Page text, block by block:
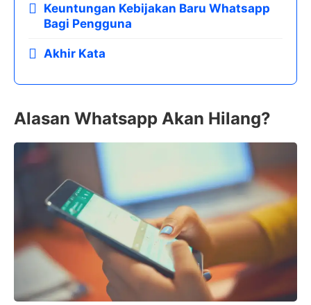
Keuntungan Kebijakan Baru Whatsapp
Bagi Pengguna
Akhir Kata
Alasan Whatsapp Akan Hilang?